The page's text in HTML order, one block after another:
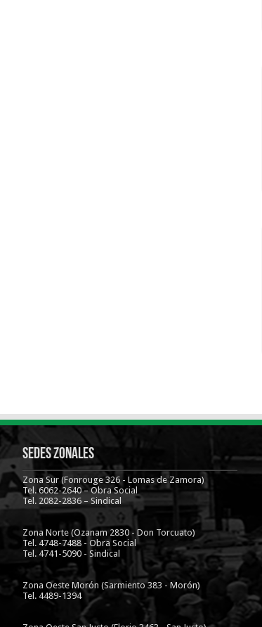
Sedes Zonales
Zona Sur (Fonrouge 326 - Lomas de Zamora)
Tel. 6062-2640 – Obra Social
Tel. 2082-2836 – Sindical
Zona Norte (Ozanam 2830 - Don Torcuato)
Tel. 4748-7488 - Obra Social
Tel. 4741-5090 - Sindical
Zona Oeste Morón (Sarmiento 383 - Morón)
Tel. 4489-1394